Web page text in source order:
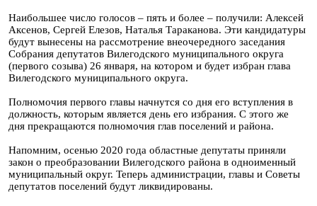
Наибольшее число голосов – пять и более – получили: Алексей
Аксенов, Сергей Елезов, Наталья Тараканова. Эти кандидатуры
будут вынесены на рассмотрение внеочередного заседания
Собрания депутатов Вилегодского муниципального округа
(первого созыва) 26 января, на котором и будет избран глава
Вилегодского муниципального округа.
Полномочия первого главы начнутся со дня его вступления в
должность, которым является день его избрания. С этого же
дня прекращаются полномочия глав поселений и района.
Напомним, осенью 2020 года областные депутаты приняли
закон о преобразовании Вилегодского района в одноименный
муниципальный округ. Теперь администрации, главы и Советы
депутатов поселений будут ликвидированы.